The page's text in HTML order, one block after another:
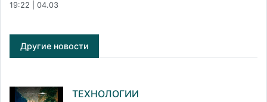
19:22 | 04.03
Другие новости
ТЕХНОЛОГИИ